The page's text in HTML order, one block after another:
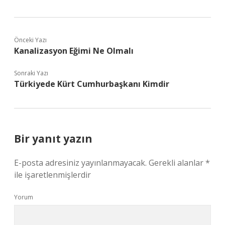
Önceki Yazı
Kanalizasyon Eğimi Ne Olmalı
Sonraki Yazı
Türkiyede Kürt Cumhurbaşkanı Kimdir
Bir yanıt yazın
E-posta adresiniz yayınlanmayacak. Gerekli alanlar*
ile işaretlenmişlerdir
Yorum